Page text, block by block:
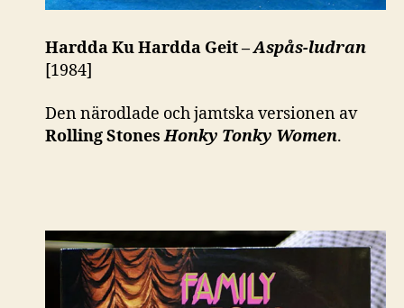
Hardda Ku Hardda Geit –Aspås-ludran
[1984]
Den närodlade och jamtska versionen av
Rolling Stones Honky Tonky Women.